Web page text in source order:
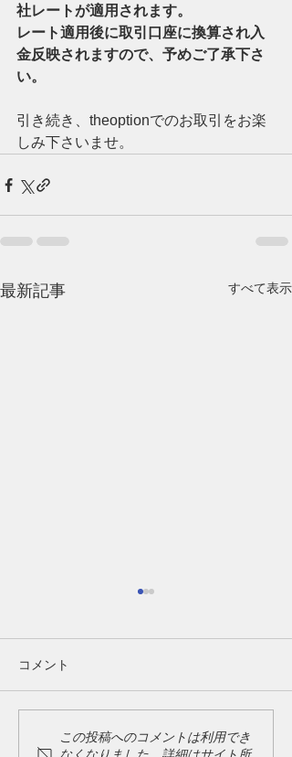
社レートが適用されます。
レート適用後に取引口座に換算され入
金反映されますので、予めご了承下さ
い。
引き続き、theoptionでのお取引をお楽
しみ下さいませ。
最新記事 すべて表示
ゴールデンウィーク期間
コメント
この投稿へのコメントは利用でき